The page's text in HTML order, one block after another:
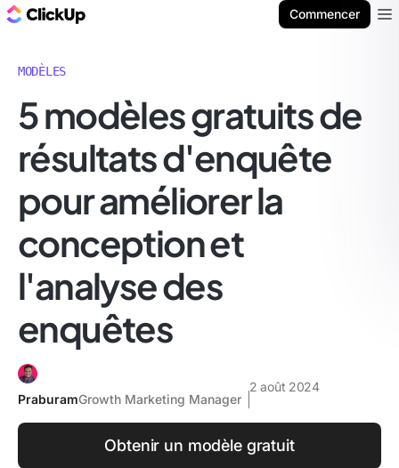
Commencer
MODÈLES
5 modèles gratuits de
résultats d'enquête
pour améliorer la
conception et
l'analyse des
enquêtes
PraburamGrowth Marketing Manager
2 août 2024
Obtenir un modèle gratuit